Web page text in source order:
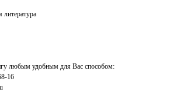
литература
любым удобным для Вас способом:
16